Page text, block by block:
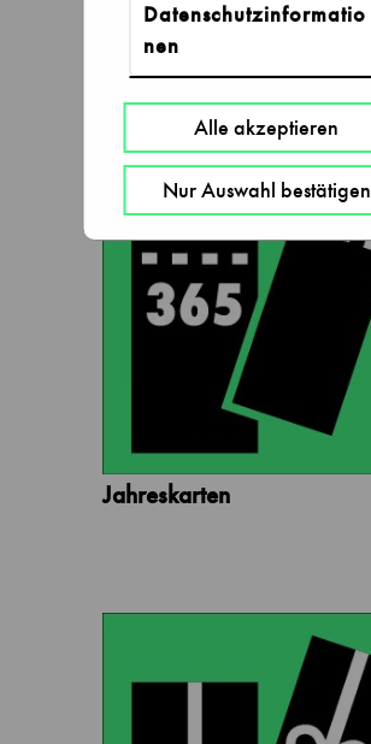
Datenschutzinformatio
nen
Alle akzeptieren
Nur Auswahl bestätigen
Tageskarten
Jahreskarten